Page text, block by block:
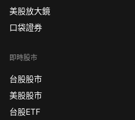
美股放大鏡
口袋證券
即時股市
台股股市
美股股市
台股ETF